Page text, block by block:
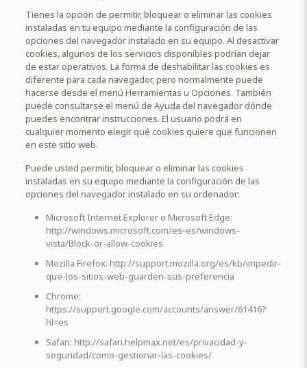
Tienes la opción de permitir, bloquear o eliminar las cookies
instaladas en tu equipo mediante la configuración de las
opciones del navegador instalado en su equipo. Al desactivar
cookies, algunos de los servicios disponibles podrían dejar
de estar operativos. La forma de deshabilitar las cookies es
diferente para cada navegador, pero normalmente puede
hacerse desde el menú Herramientas u Opciones. También
puede consultarse el menú de Ayuda del navegador dónde
puedes encontrar instrucciones. El usuario podrá en
cualquier momento elegir qué cookies quiere que funcionen
en este sitio web.
Puede usted permitir, bloquear o eliminar las cookies
instaladas en su equipo mediante la configuración de las
opciones del navegador instalado en su ordenador:
Microsoft Internet Explorer o Microsoft Edge:
http://windows.microsoft.com/es-es/windows-
vista/Block-or-allow-cookies
Mozilla Firefox: http://support.mozilla.org/es/kb/impedir-
que-los-sitios-web-guarden-sus-preferencia
Chrome:
https://support.google.com/accounts/answer/61416?
hl=es
Safari: http://safari.helpmax.net/es/privacidad-y-
seguridad/como-gestionar-las-cookies/